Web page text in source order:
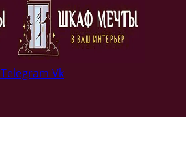
Telegram Vk